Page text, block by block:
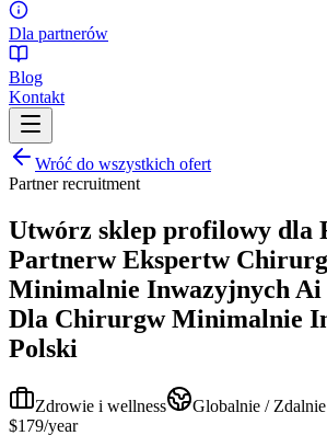
Dla partnerów
Blog
Kontakt
Wróć do wszystkich ofert
Partner recruitment
Utwórz sklep profilowy dla
Partnerw Ekspertw
Minimalnie Inwazyjnych Ai
Dla Chirurgw Minimalnie
Polski
Zdrowie i wellness Globalnie / Zdalnie
$179/year